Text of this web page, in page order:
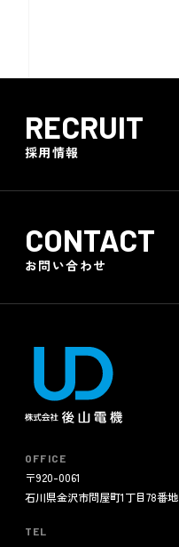
RECRUIT
採用情報
CONTACT
お問い合わせ
OFFICE
〒920-0061
石川県金沢市問屋町1丁目78番地
TEL